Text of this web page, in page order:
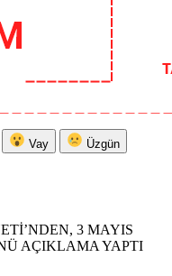
Vay Üzgün
3 MAYIS
AÇIKLAMA YAPTI